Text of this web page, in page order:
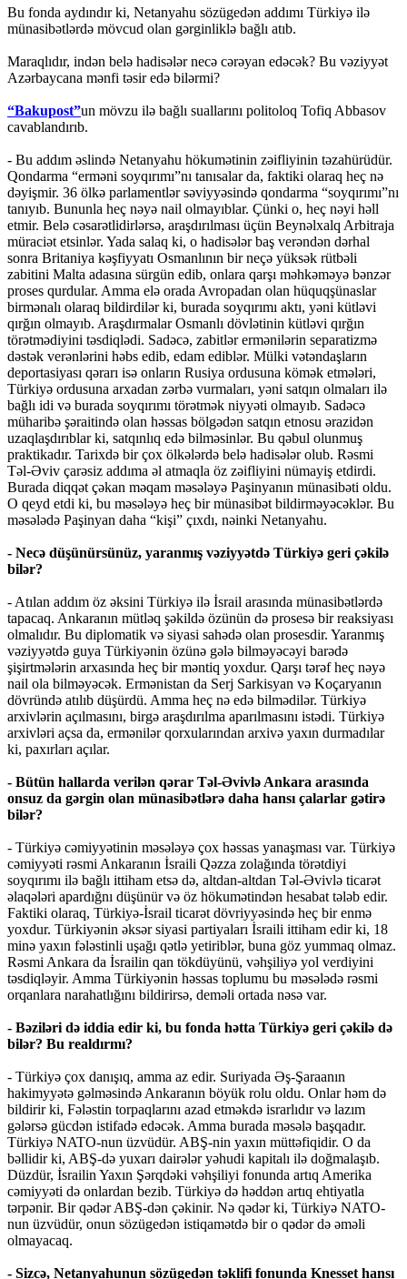
Bu fonda aydındır ki, Netanyahu sözügedən addımı Türkiyə ilə
münasibətlərdə mövcud olan gərginliklə bağlı atıb.
Maraqlıdır, indən belə hadisələr necə cərəyan edəcək? Bu vəziyyət
Azərbaycana mənfi təsir edə bilərmi?
“Bakupost”un mövzu ilə bağlı suallarını politoloq Tofiq Abbasov
cavablandırıb.
- Bu addım əslində Netanyahu hökumətinin zəifliyinin təzahürüdür.
Qondarma “erməni soyqırımı”nı tanısalar da, faktiki olaraq heç nə
dəyişmir. 36 ölkə parlamentlər səviyyəsində qondarma “soyqırımı”nı
tanıyıb. Bununla heç nəyə nail olmayıblar. Çünki o, heç nəyi həll
etmir. Belə cəsarətlidirlərsə, araşdırılması üçün Beynəlxalq Arbitraja
müraciət etsinlər. Yada salaq ki, o hadisələr baş verəndən dərhal
sonra Britaniya kəşfiyyatı Osmanlının bir neçə yüksək rütbəli
zabitini Malta adasına sürgün edib, onlara qarşı məhkəməyə bənzər
proses qurdular. Amma elə orada Avropadan olan hüquqşünaslar
birmənalı olaraq bildirdilər ki, burada soyqırımı aktı, yəni kütləvi
qırğın olmayıb. Araşdırmalar Osmanlı dövlətinin kütləvi qırğın
törətmədiyini təsdiqlədi. Sadəcə, zabitlər ermənilərin separatizmə
dəstək verənlərini həbs edib, edam ediblər. Mülki vətəndaşların
deportasiyası qərarı isə onların Rusiya ordusuna kömək etmələri,
Türkiyə ordusuna arxadan zərbə vurmaları, yəni satqın olmaları ilə
bağlı idi və burada soyqırımı törətmək niyyəti olmayıb. Sadəcə
müharibə şəraitində olan həssas bölgədən satqın etnosu ərazidən
uzaqlaşdırıblar ki, satqınlıq edə bilməsinlər. Bu qəbul olunmuş
praktikadır. Tarixdə bir çox ölkələrdə belə hadisələr olub. Rəsmi
Təl-Əviv çarəsiz addıma əl atmaqla öz zəifliyini nümayiş etdirdi.
Burada diqqət çəkan məqam məsələyə Paşinyanın münasibəti oldu.
O qeyd etdi ki, bu məsələyə heç bir münasibət bildirməyəcəklər. Bu
məsələdə Paşinyan daha “kişi” çıxdı, nəinki Netanyahu.
- Necə düşünürsünüz, yaranmış vəziyyətdə Türkiyə geri çəkilə
bilər?
- Atılan addım öz əksini Türkiyə ilə İsrail arasında münasibətlərdə
tapacaq. Ankaranın mütləq şəkildə özünün də prosesə bir reaksiyası
olmalıdır. Bu diplomatik və siyasi sahədə olan prosesdir. Yaranmış
vəziyyətdə guya Türkiyənin özünə gələ bilməyəcəyi barədə
şişirtmələrin arxasında heç bir məntiq yoxdur. Qarşı tərəf heç nəyə
nail ola bilməyəcək. Ermənistan da Serj Sarkisyan və Koçaryanın
dövründə atılıb düşürdü. Amma heç nə edə bilmədilər. Türkiyə
arxivlərin açılmasını, birgə araşdırılma aparılmasını istədi. Türkiyə
arxivləri açsa da, ermənilər qorxularından arxivə yaxın durmadılar
ki, paxırları açılar.
- Bütün hallarda verilən qərar Təl-Əvivlə Ankara arasında
onsuz da gərgin olan münasibətlərə daha hansı çalarlar gətirə
bilər?
- Türkiyə cəmiyyətinin məsələyə çox həssas yanaşması var. Türkiyə
cəmiyyəti rəsmi Ankaranın İsraili Qəzza zolağında törətdiyi
soyqırımı ilə bağlı ittiham etsə də, altdan-altdan Təl-Əvivlə ticarət
əlaqələri apardığnı düşünür və öz hökumətindən hesabat tələb edir.
Faktiki olaraq, Türkiyə-İsrail ticarət dövriyyəsində heç bir enmə
yoxdur. Türkiyənin əksər siyasi partiyaları İsraili ittiham edir ki, 18
minə yaxın fələstinli uşağı qətlə yetiriblər, buna göz yummaq olmaz.
Rəsmi Ankara da İsrailin qan tökdüyünü, vəhşiliyə yol verdiyini
təsdiqləyir. Amma Türkiyənin həssas toplumu bu məsələdə rəsmi
orqanlara narahatlığını bildirirsə, deməli ortada nəsə var.
- Bəziləri də iddia edir ki, bu fonda hətta Türkiyə geri çəkilə də
bilər? Bu realdırmı?
- Türkiyə çox danışıq, amma az edir. Suriyada Əş-Şaraanın
hakimyyətə gəlməsində Ankaranın böyük rolu oldu. Onlar həm də
bildirir ki, Fələstin torpaqlarını azad etməkdə israrlıdır və lazım
gələrsə gücdən istifadə edəcək. Amma burada məsələ başqadır.
Türkiyə NATO-nun üzvüdür. ABŞ-nin yaxın müttəfiqidir. O da
bəllidir ki, ABŞ-də yuxarı dairələr yəhudi kapitalı ilə doğmalaşıb.
Düzdür, İsrailin Yaxın Şərqdəki vəhşiliyi fonunda artıq Amerika
cəmiyyəti də onlardan bezib. Türkiyə də həddən artıq ehtiyatla
tərpənir. Bir qədər ABŞ-dən çəkinir. Nə qədər ki, Türkiyə NATO-
nun üzvüdür, onun sözügedən istiqamətdə bir o qədər də əməli
olmayacaq.
- Sizcə, Netanyahunun sözügedən təklifi fonunda Knesset hansı